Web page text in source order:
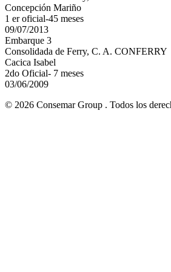
Concepción Mariño
1 er oficial-45 meses
09/07/2013
Embarque 3
Consolidada de Ferry, C. A. CONFERRY
Cacica Isabel
2do Oficial- 7 meses
03/06/2009
© 2026 Consemar Group . Todos los